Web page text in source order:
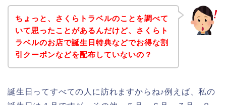
ちょっと、さくらトラベルのことを調べて
いて思ったことがあるんだけど、さくらト
ラベルのお店で誕生日特典などでお得な割
引クーポンなどを配布していないの？
誕生日ってすべての人に訪れますからね♪例えば、私の